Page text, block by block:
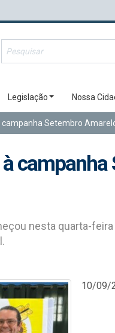
Legislação Nossa
campanha Setembro
nesta quarta-
10/09/